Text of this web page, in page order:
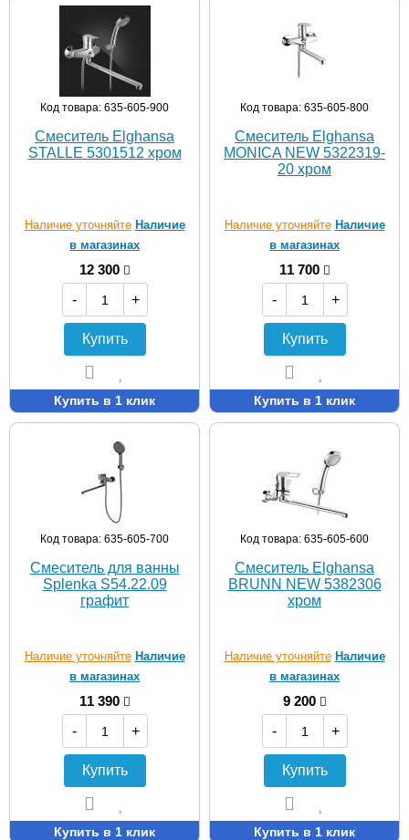
Код товара: 635-605-900
Смеситель Elghansa
STALLE 5301512 хром
Наличие уточняйте Наличие
в магазинах
12 300
-
+
Купить
Купить в 1 клик
Код товара: 635-605-800
Смеситель Elghansa
MONICA NEW 5322319-
20 хром
Наличие уточняйте Наличие
в магазинах
11 700
-
+
Купить
Купить в 1 клик
Код товара: 635-605-700
Смеситель для ванны
Splenka S54.22.09
графит
Наличие уточняйте Наличие
в магазинах
11 390
-
+
Купить
Купить в 1 клик
Код товара: 635-605-600
Смеситель Elghansa
BRUNN NEW 5382306
хром
Наличие уточняйте Наличие
в магазинах
9 200
-
+
Купить
Купить в 1 клик